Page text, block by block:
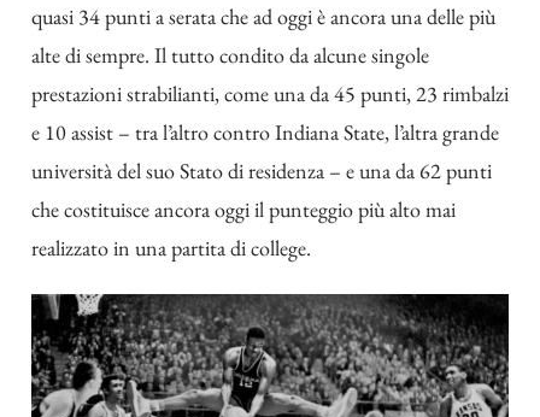
quasi 34 punti a serata che ad oggi è ancora una delle più
alte di sempre. Il tutto condito da alcune singole
prestazioni strabilianti, come una da 45 punti, 23 rimbalzi
e 10 assist – tra l’altro contro Indiana State, l’altra grande
università del suo Stato di residenza – e una da 62 punti
che costituisce ancora oggi il punteggio più alto mai
realizzato in una partita di college.